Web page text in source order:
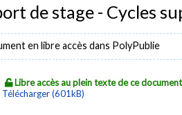
de stage - Cycles
en libre accès dans PolyPublie
Libre accès au plein texte de ce document
Télécharger (601kB)